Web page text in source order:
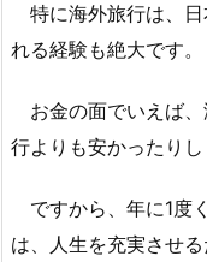
特に海外旅行は、日
れる経験も絶大です。
お金の面でいえば、
行よりも安かったりし
ですから、年に1度
は、人生を充実させ